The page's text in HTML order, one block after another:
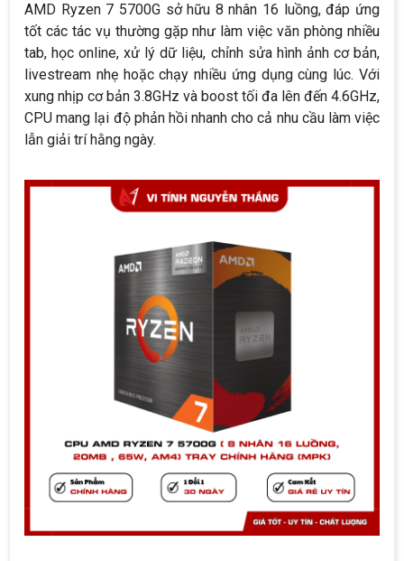
AMD Ryzen 7 5700G sở hữu 8 nhân 16 luồng, đáp ứng
tốt các tác vụ thường gặp như làm việc văn phòng nhiều
tab, học online, xử lý dữ liệu, chỉnh sửa hình ảnh cơ bản,
livestream nhẹ hoặc chạy nhiều ứng dụng cùng lúc. Với
xung nhịp cơ bản 3.8GHz và boost tối đa lên đến 4.6GHz,
CPU mang lại độ phản hồi nhanh cho cả nhu cầu làm việc
lẫn giải trí hằng ngày.